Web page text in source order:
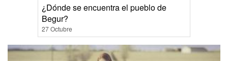
¿Dónde se encuentra el pueblo de
Begur?
27 Octubre